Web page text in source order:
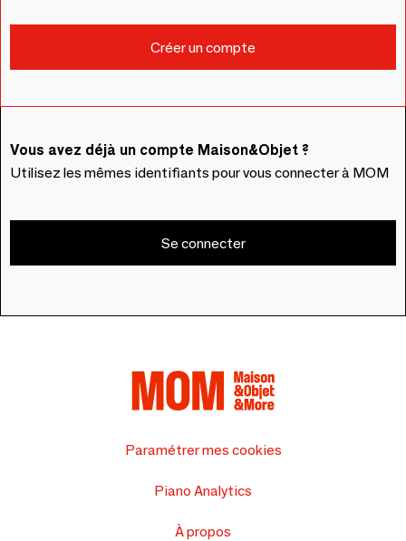
Vous avez déjà un compte Maison&Objet ?
Utilisez les mêmes identifiants pour vous connecter à MOM
Se connecter
Paramétrer mes cookies
Piano Analytics
À propos